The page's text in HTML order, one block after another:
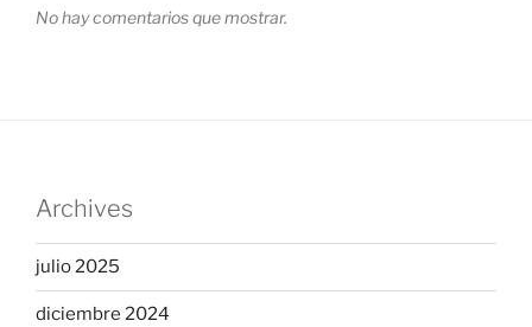
No hay comentarios que mostrar.
Archives
julio 2025
diciembre 2024